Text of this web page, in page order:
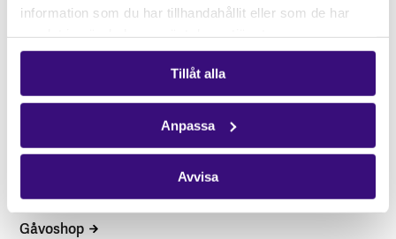
information som du har tillhandahållit eller som de har
Tillåt alla
Anpassa
Avvisa
STÖD OSS
Vårt arbete
Gåvoshop